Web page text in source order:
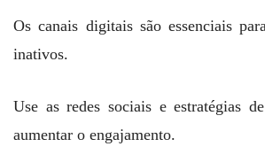
Os canais digitais são essenciais
inativos.
Use as redes sociais e estratégias
aumentar o engajamento.